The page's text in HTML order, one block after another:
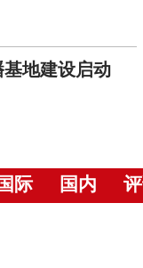
地建设启动
国际 国内